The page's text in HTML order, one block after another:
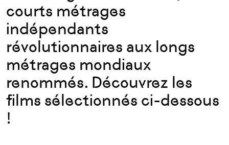
courts métrages
indépendants
révolutionnaires aux longs
métrages mondiaux
renommés. Découvrez les
films sélectionnés ci-dessous
!